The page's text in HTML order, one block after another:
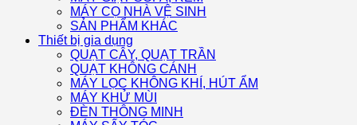
MÁY CỌ NHÀ VỆ SINH
SẢN PHẨM KHÁC
Thiết bị gia dụng
QUẠT CÂY, QUẠT TRẦN
QUẠT KHÔNG CÁNH
MÁY LỌC KHÔNG KHÍ, HÚT ẨM
MÁY KHỬ MÙI
ĐÈN THÔNG MINH